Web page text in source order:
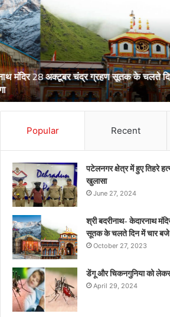
चिकनगुनिया
को
लेकर
स्वास्थ्य
विभाग
का
अर्लटApril 29, 2024
डेंगू और चिकनगुनिया को लेकर स्वास्थ्य विभाग
Popular Recent
पटेलनगर क्षेत्र में हुए तिहरे
खुलासा
June 27, 2024
श्री बदरीनाथ- केदारनाथ
सूतक के चलते दिन में चार बजे
October 27, 2023
डेंगू और चिकनगुनिया को लेकर
April 29, 2024